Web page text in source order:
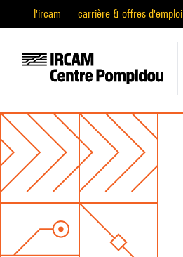
l'ircam carrière & offres d'emploi